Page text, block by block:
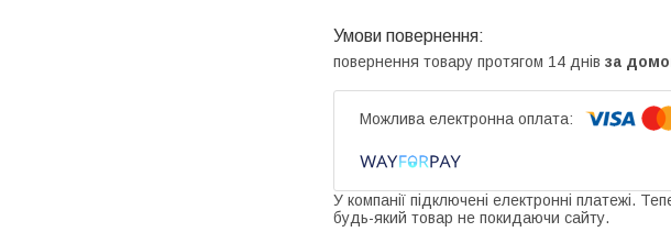
повернення товару протягом 14 днів за
У компанії підключені електронні платежі.
будь-який товар не покидаючи сайту.